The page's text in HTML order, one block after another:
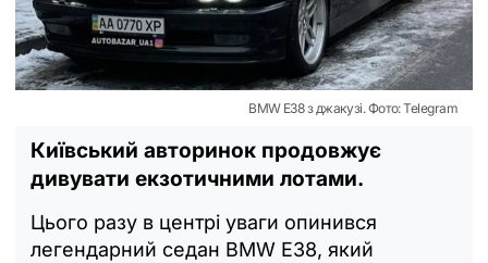
BMW E38 з джакузі. Фото: Telegram
Київський авторинок продовжує
дивувати екзотичними лотами.
Цього разу в центрі уваги опинився
легендарний седан BMW E38, який